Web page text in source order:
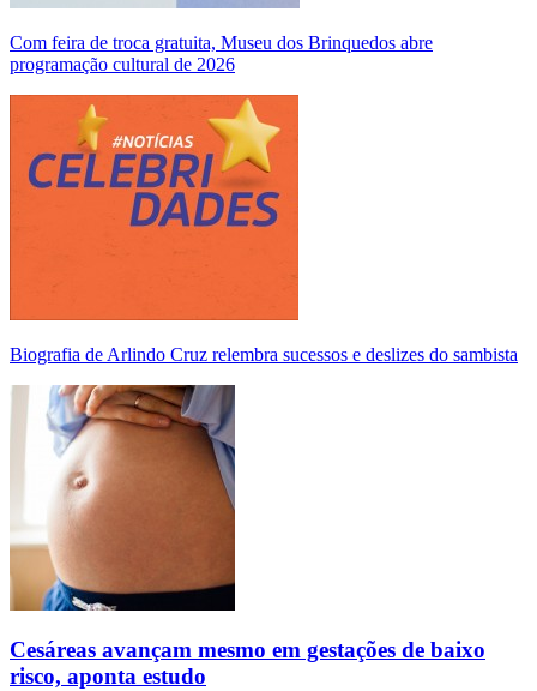
Com feira de troca gratuita, Museu dos Brinquedos abre
programação cultural de 2026
Biografia de Arlindo Cruz relembra sucessos e deslizes do sambista
Cesáreas avançam mesmo em gestações de baixo
risco, aponta estudo